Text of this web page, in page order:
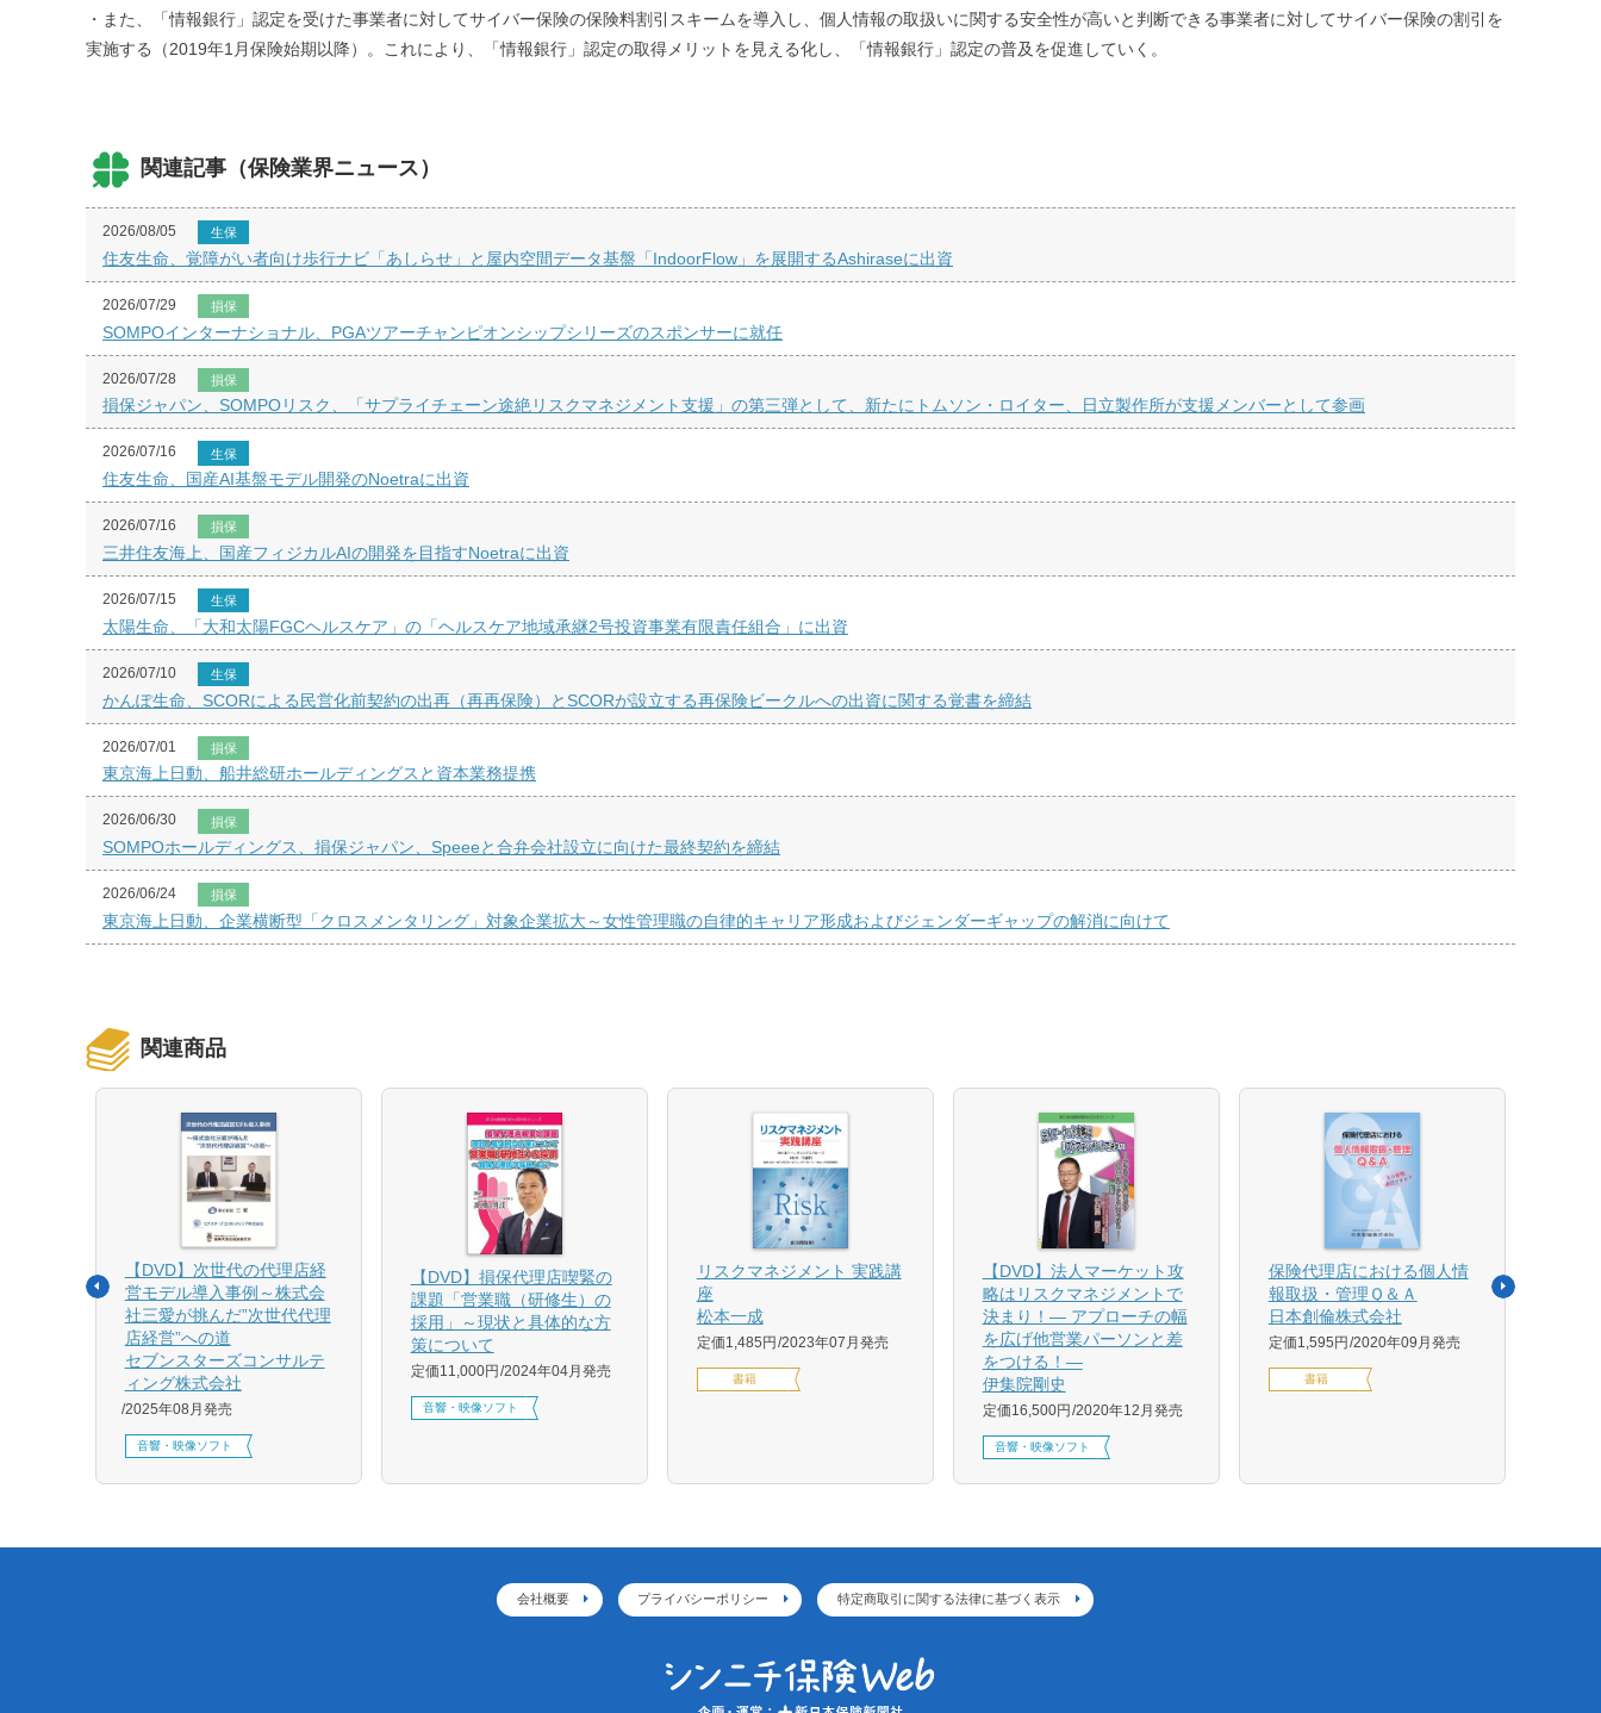
・また、「情報銀行」認定を受けた事業者に対してサイバー保険の保険料割引スキームを導入し、個人情報の取扱いに関する安全性が高いと判断できる事業者に対してサイバー保険の割引を
実施する（2019年1月保険始期以降）。これにより、「情報銀行」認定の取得メリットを見える化し、「情報銀行」認定の普及を促進していく。
関連記事（保険業界ニュース）
2026/08/05 生保
住友生命、覚障がい者向け歩行ナビ「あしらせ」と屋内空間データ基盤「IndoorFlow」を展開するAshiraseに出資
2026/07/29 損保
SOMPOインターナショナル、PGAツアーチャンピオンシップシリーズのスポンサーに就任
2026/07/28 損保
損保ジャパン、SOMPOリスク、「サプライチェーン途絶リスクマネジメント支援」の第三弾として、新たにトムソン・ロイター、日立製作所が支援メンバーとして参画
2026/07/16 生保
住友生命、国産AI基盤モデル開発のNoetraに出資
2026/07/16 損保
三井住友海上、国産フィジカルAIの開発を目指すNoetraに出資
2026/07/15 生保
太陽生命、「大和太陽FGCヘルスケア」の「ヘルスケア地域承継2号投資事業有限責任組合」に出資
2026/07/10 生保
かんぽ生命、SCORによる民営化前契約の出再（再再保険）とSCORが設立する再保険ビークルへの出資に関する覚書を締結
2026/07/01 損保
東京海上日動、船井総研ホールディングスと資本業務提携
2026/06/30 損保
SOMPOホールディングス、損保ジャパン、Speeeと合弁会社設立に向けた最終契約を締結
2026/06/24 損保
東京海上日動、企業横断型「クロスメンタリング」対象企業拡大～女性管理職の自律的キャリア形成およびジェンダーギャップの解消に向けて
関連商品
【DVD】次世代の代理店経
営モデル導入事例～株式会
社三愛が挑んだ”次世代代理
店経営”への道
セブンスターズコンサルテ
ィング株式会社
2025年08月発売
音響・映像ソフト
【DVD】損保代理店喫緊の
課題「営業職（研修生）の
採用」～現状と具体的な方
策について
定価11,000円 2024年04月発売
音響・映像ソフト
リスクマネジメント 実践講
座
松本一成
定価1,485円 2023年07月発売
書籍
【DVD】法人マーケット攻
略はリスクマネジメントで
決まり！― アプローチの幅
を広げ他営業パーソンと差
をつける！―
伊集院剛史
定価16,500円 2020年12月発売
音響・映像ソフト
保険代理店における個人情
報取扱・管理Ｑ＆Ａ
日本創倫株式会社
定価1,595円 2020年09月発売
書籍
会社概要 プライバシーポリシー 特定商取引に関する法律に基づく表示